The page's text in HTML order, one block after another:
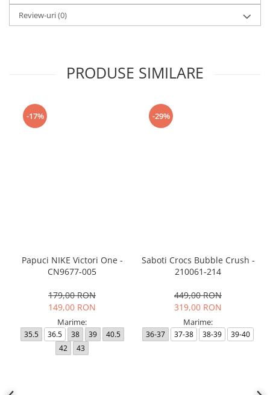
Review-uri(0)
PRODUSE SIMILARE
-17%
Papuci NIKE Victori One -
CN9677-005
179,00 RON
149,00 RON
Marime:
35.5 36.5 38 39
40.5
42
43
-29%
Saboti Crocs Bubble Crush -
210061-214
449,00 RON
319,00 RON
Marime:
36-37 37-38 38-39 39-40